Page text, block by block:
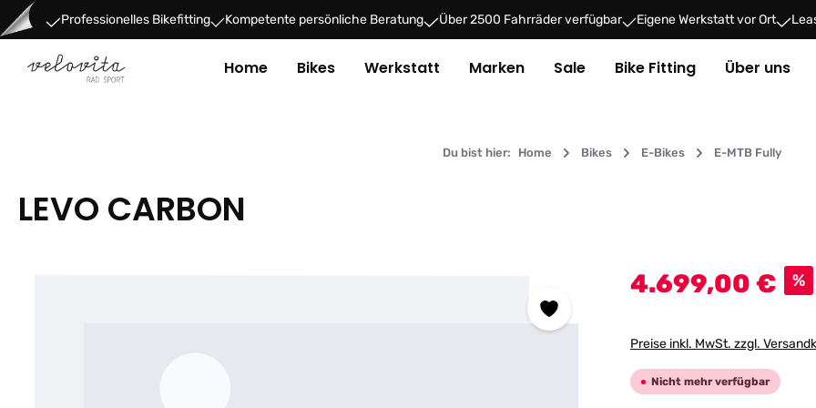
Hauptinhalt springen
Zur Hauptnavigation springen
Professionelles Bikefitting Kompetente persönliche Beratung Über 2500 Fahrräder verfügbar Eigene Werkstatt vor Ort
Home Bikes Werkstatt Marken Sale Bike Fitting Über uns
Du bist hier: Home Bikes E-Bikes E-MTB Fully
LEVO CARBON
Verkaufspreis:
4.699,00 € %
Preise inkl. MwSt. zzgl.
Nicht mehr verfügbar